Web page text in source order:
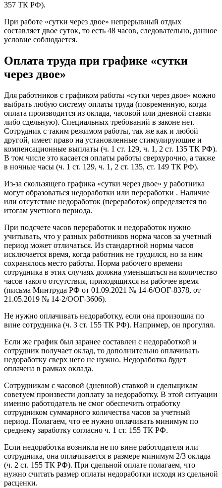
357 ТК РФ).
При работе «сутки через двое» непрерывный отдых
составляет двое суток, то есть 48 часов, следовательно, данное
условие соблюдается.
Оплата труда при графике «сутки
через двое»
Для работников с графиком работы «сутки через двое» можно
выбрать любую систему оплаты труда (повременную, когда
оплата производится из оклада, часовой или дневной ставки
либо сдельную). Специальных требований в законе нет.
Сотрудник с таким режимом работы, так же как и любой
другой, имеет право на установленные стимулирующие и
компенсационные выплаты (ч. 1 ст. 129, ч. 1, 2 ст. 135 ТК РФ).
В том числе это касается оплаты работы сверхурочно, а также
в ночные часы (ч. 1 ст. 129, ч. 1, 2 ст. 135, ст. 149 ТК РФ).
Из-за скользящего графика «сутки через двое» у работника
могут образоваться недоработки или переработки . Наличие
или отсутствие недоработок (переработок) определяется по
итогам учетного периода.
При подсчете часов переработок и недоработок нужно
учитывать, что у разных работников норма часов за учетный
период может отличаться. Из стандартной нормы часов
исключается время, когда работник не трудился, но за ним
сохранялось место работы. Норма рабочего времени
сотрудника в этих случаях должна уменьшаться на количество
часов такого отсутствия, приходящихся на рабочее время
(письма Минтруда РФ от 01.09.2021 № 14-6/ООГ-8378, от
21.05.2019 № 14-2/ООГ-3606).
Не нужно оплачивать недоработку, если она произошла по
вине сотрудника (ч. 3 ст. 155 ТК РФ). Например, он прогулял.
Если же график был заранее составлен с недоработкой и
сотрудник получает оклад, то дополнительно оплачивать
недоработку сверх него не нужно. Недоработка будет
оплачена в рамках оклада.
Сотрудникам с часовой (дневной) ставкой и сдельщикам
советуем произвести доплату за недоработку. В этой ситуации
именно работодатель не смог обеспечить отработку
сотрудником суммарного количества часов за учетный
период. Полагаем, что ее нужно оплачивать минимум по
среднему заработку согласно ч. 1 ст. 155 ТК РФ.
Если недоработка возникла не по вине работодателя или
сотрудника, она оплачивается в размере минимум 2/3 оклада
(ч. 2 ст. 155 ТК РФ). При сдельной оплате полагаем, что
нужно считать размер оплаты недоработки исходя из сдельной
расценки.